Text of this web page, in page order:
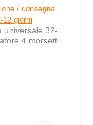
/ consegna
12 giorni
universale 32-
4 morsetti